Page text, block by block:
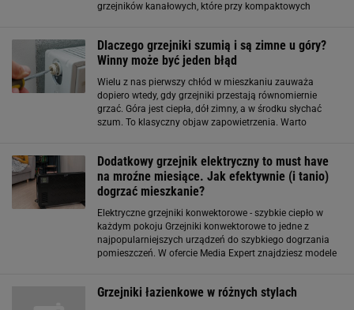
grzejników kanałowych, które przy kompaktowych
Dlaczego grzejniki szumią i są zimne u góry?
Winny może być jeden błąd
Wielu z nas pierwszy chłód w mieszkaniu zauważa
dopiero wtedy, gdy grzejniki przestają równomiernie
grzać. Góra jest ciepła, dół zimny, a w środku słychać
szum. To klasyczny objaw zapowietrzenia. Warto
Dodatkowy grzejnik elektryczny to must have
na mroźne miesiące. Jak efektywnie (i tanio)
dogrzać mieszkanie?
Elektryczne grzejniki konwektorowe - szybkie ciepło w
każdym pokoju Grzejniki konwektorowe to jedne z
najpopularniejszych urządzeń do szybkiego dogrzania
pomieszczeń. W ofercie Media Expert znajdziesz modele
Grzejniki łazienkowe w różnych stylach